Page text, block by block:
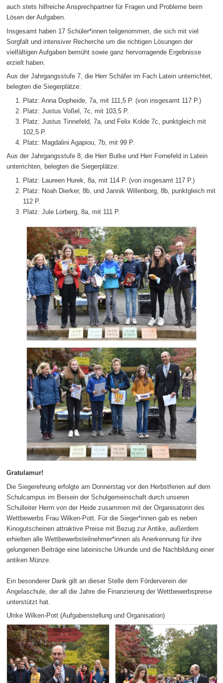
auch stets hilfreiche Ansprechpartner für Fragen und Probleme beim
Lösen der Aufgaben.
Insgesamt haben 17 Schüler*innen teilgenommen, die sich mit viel
Sorgfalt und intensiver Recherche um die richtigen Lösungen der
vielfältigen Aufgaben bemüht sowie ganz hervorragende Ergebnisse
erzielt haben.
Aus der Jahrgangsstufe 7, die Herr Schäfer im Fach Latein unterrichtet,
belegten die Siegerplätze:
Platz: Anna Dopheide, 7a, mit 111,5 P. (von insgesamt 117 P.)
Platz: Justus Voßel, 7c, mit 103,5 P.
Platz: Justus Tinnefeld, 7a, und Felix Kolde 7c, punktgleich mit
102,5 P.
Platz: Magdalini Agapiou, 7b, mit 99 P.
Aus der Jahrgangsstufe 8, die Herr Butke und Herr Fornefeld in Latein
unterrichten, belegten die Siegerplätze:
Platz: Laureen Hurek, 8a, mit 114 P. (von insgesamt 117 P.)
Platz: Noah Dierker, 8b, und Jannik Willenborg, 8b, punktgleich mit
112 P.
Platz: Jule Lorberg, 8a, mit 111 P.
Gratulamur!
Die Siegerehrung erfolgte am Donnerstag vor den Herbstferien auf dem
Schulcampus im Beisein der Schulgemeinschaft durch unseren
Schulleiter Herrn von der Heide zusammen mit der Organisatorin des
Wettbewerbs Frau Wilken-Pott. Für die Sieger*innen gab es neben
Kinogutscheinen attraktive Preise mit Bezug zur Antike, außerdem
erhielten alle Wettbewerbsteilnehmer*innen als Anerkennung für ihre
gelungenen Beiträge eine lateinische Urkunde und die Nachbildung einer
antiken Münze.
Ein besonderer Dank gilt an dieser Stelle dem Förderverein der
Angelaschule, der all die Jahre die Finanzierung der Wettbewerbspreise
unterstützt hat.
Ulrike Wilken-Pott (Aufgabenstellung und Organisation)